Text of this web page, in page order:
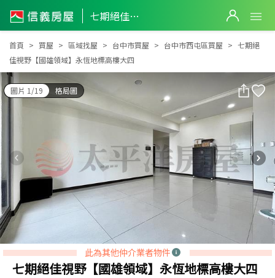
七期絕佳視野【國雄領域】永恆地標高樓大四
七期絕佳視野【國雄領域】永恆地標高樓大四
首頁 買屋 區域找屋 台中市買屋 台中市西屯區買屋
七期絕
佳視野【國雄領域】永恆地標高樓大四
圖片 1/19 格局圖
此為其他仲介業者物件
七期絕佳視野【國雄領域】永恆地標高樓大四